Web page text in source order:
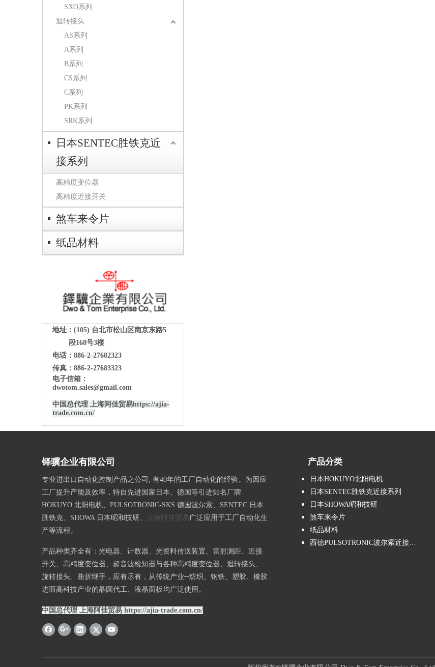
SXO系列
迴转接头
AS系列
A系列
B系列
CS系列
C系列
PK系列
SRK系列
日本SENTEC胜铁克近
接系列
高精度变位器
高精度近接开关
煞车来令片
纸品材料
地址：(105) 台北市松山区南京东路5
段168号3楼
电话：886-2-27682323
传真：886-2-27683323
电子信箱：
dwotom.sales@gmail.com
中国总代理 上海阿佳贸易https://ajia-
trade.com.cn/
铎骥企业有限公司
专业进出口自动化控制产品之公司, 有40年的工厂自动化的经验。为因应
工厂提升产能及效率，特自先进国家日本、德国等引进知名厂牌
HOKUYO 北阳电机、PULSOTRONIC-SKS 德国波尔索、SENTEC 日本
胜铁克、SHOWA 日本昭和技研、
上海阿佳贸易广泛应用于工厂自动化生
产等流程。
产品种类齐全有：光电器、计数器、光资料传送装置、雷射测距、近接
开关、高精度变位器、超音波检知器与各种高精度变位器、迴转接头、
旋转接头、曲折继手，应有尽有，从传统产业─纺织、钢铁、塑胶、橡胶
进而高科技产业的晶圆代工、液晶面板均广泛使用。
中国总代理 上海阿佳贸易 https://ajia-trade.com.cn/
产品分类
日本HOKUYO北阳电机
日本SENTEC胜铁克近接系列
日本SHOWA昭和技研
煞车来令片
纸品材料
西德PULSOTRONIC波尔索近接系列